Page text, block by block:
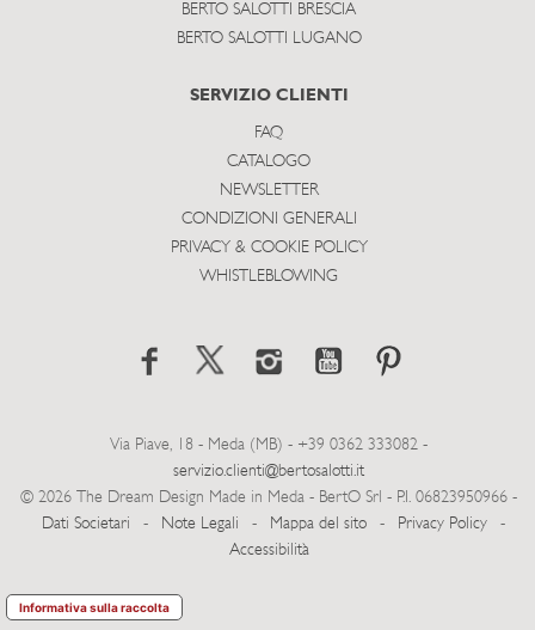
BERTO SALOTTI BRESCIA
BERTO SALOTTI LUGANO
SERVIZIO CLIENTI
FAQ
CATALOGO
NEWSLETTER
CONDIZIONI GENERALI
PRIVACY & COOKIE POLICY
WHISTLEBLOWING
Via Piave, 18 - Meda (MB) - +39 0362 333082 -
servizio.clienti@bertosalotti.it
© 2026 The Dream Design Made in Meda - BertO Srl - P.I. 06823950966 -
Dati Societari
- Note Legali - Mappa del sito - Privacy Policy
-
Accessibilità
Informativa sulla raccolta